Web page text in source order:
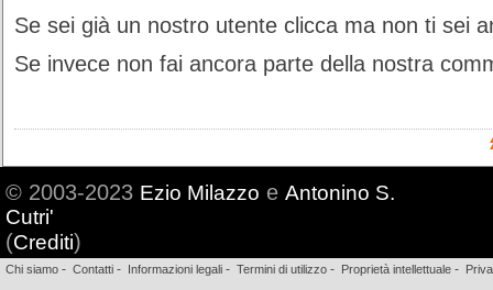
Se sei già un nostro utente clicca ma non ti sei
Se invece non fai ancora parte della nostra
© 2003-2023 Ezio Milazzo e Antonino S.
Cutri'
(Crediti)
Chi siamo - Contatti - Informazioni legali - Termini di utilizzo - Proprietà intellettuale -